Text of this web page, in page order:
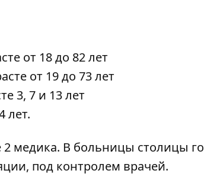
от 18 до 82 лет
от 19 до 73 лет
3, 7 и 13 лет
лет.
медика. В больницы столицы
под контролем врачей.